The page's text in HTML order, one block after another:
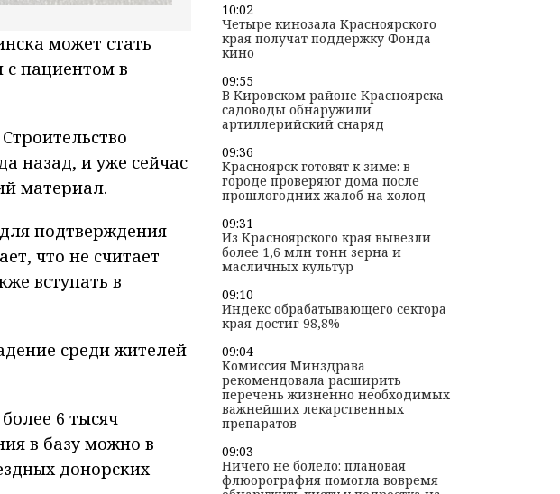
может стать
с пациентом в
назад, и уже сейчас
материал.
подтверждения
что не считает
вступать в
среди жителей
6 тысяч
в базу можно в
донорских
10:02
Четыре кинозала Красноярского
края получат поддержку Фонда
кино
09:55
В Кировском районе Красноярска
садоводы обнаружили
артиллерийский снаряд
09:36
Красноярск готовят к зиме: в
городе проверяют дома после
прошлогодних жалоб на холод
09:31
Из Красноярского края вывезли
более 1,6 млн тонн зерна и
масличных культур
09:10
Индекс обрабатывающего сектора
края достиг 98,8%
09:04
Комиссия Минздрава
рекомендовала расширить
перечень жизненно необходимых
важнейших лекарственных
препаратов
09:03
Ничего не болело: плановая
флюорография помогла вовремя